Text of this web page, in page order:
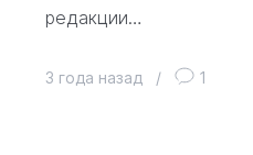
редакции…
3 года назад / 1